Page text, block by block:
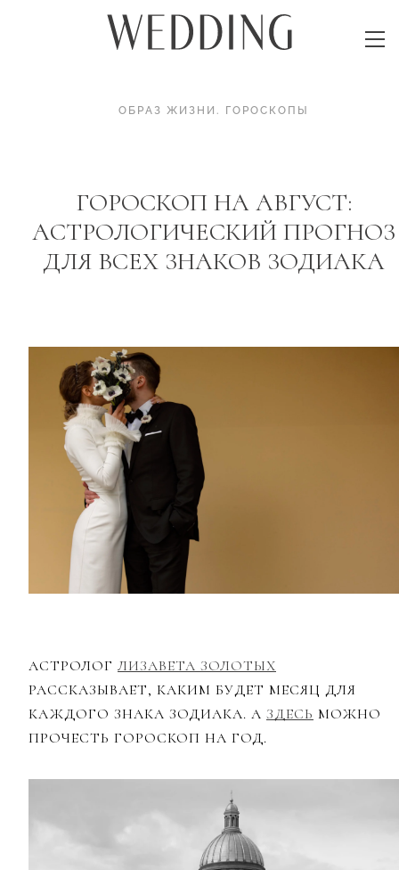
ОБРАЗ ЖИЗНИ . ГОРОСКОПЫ
ГОРОСКОП НА АВГУСТ:
АСТРОЛОГИЧЕСКИЙ ПРОГНОЗ
ДЛЯ ВСЕХ ЗНАКОВ ЗОДИАКА
АСТРОЛОГ ЛИЗАВЕТА ЗОЛОТЫХ
РАССКАЗЫВАЕТ, КАКИМ БУДЕТ МЕСЯЦ ДЛЯ
КАЖДОГО ЗНАКА ЗОДИАКА. А ЗДЕСЬ МОЖНО
ПРОЧЕСТЬ ГОРОСКОП НА ГОД.